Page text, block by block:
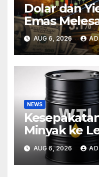
Dolar dan
Emas
AUG 6, 2026
NEWS
Minyak ke
Sebulan
AUG 6, 2026